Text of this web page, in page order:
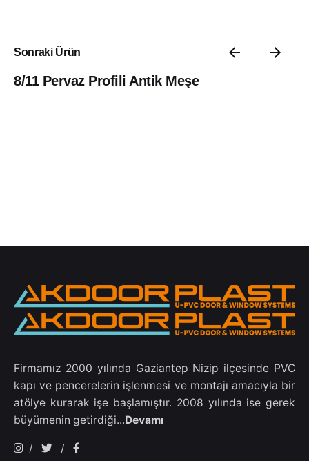
Sonraki Ürün
8/11 Pervaz Profili Antik Meşe
Firmamız 2000 yılında Gaziantep Nizip ilçesinde PVC
kapı ve pencerelerin işlenmesi ve montajı amacıyla bir
atölye kurarak işe başlamıştır. 2008 yılında ise gerek
büyümenin getirdiği...Devamı
/ /